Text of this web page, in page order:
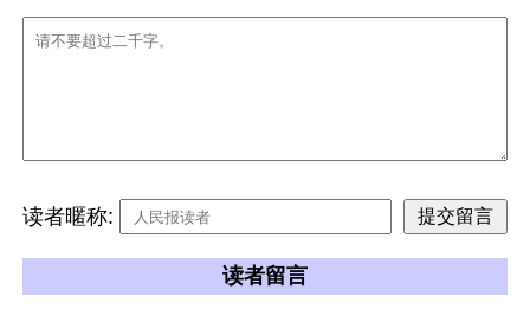
读者暱称:
读者留言